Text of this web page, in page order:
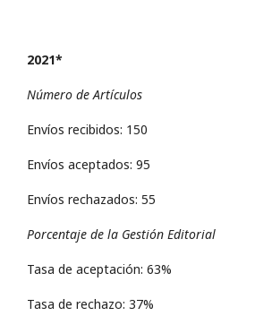
2021*
Número de Artículos
Envíos recibidos: 150
Envíos aceptados: 95
Envíos rechazados: 55
Porcentaje de la Gestión Editorial
Tasa de aceptación: 63%
Tasa de rechazo: 37%